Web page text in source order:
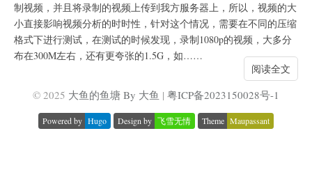
制视频，并且将录制的视频上传到我方服务器上，所以，视频的大
小直接影响视频分析的时时性，针对这个情况，需要在不同的压缩
格式下进行测试，在测试的时候发现，录制1080p的视频，大多分
布在300M左右，还有更夸张的1.5G，如……
阅读全文
© 2025 大鱼的鱼塘 By 大鱼 | 粤ICP备2023150028号-1
Powered by Hugo Design by 飞雪无情 Theme Maupassant